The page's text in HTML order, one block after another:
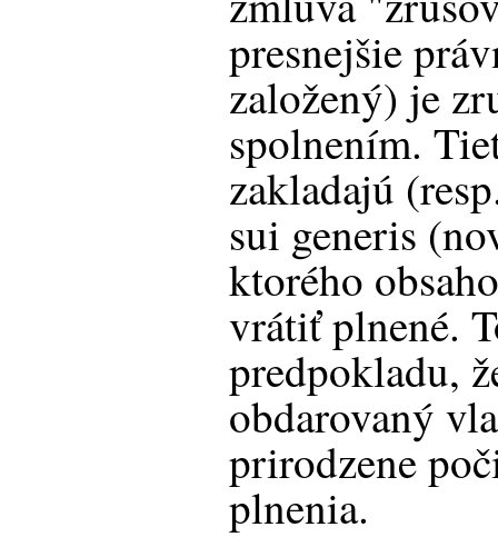
presnejšie
založený) je
spolnením.
zakladajú
sui generis
ktorého
vrátiť plnené.
predpokladu,
obdarovaný
prirodzene
plnenia.